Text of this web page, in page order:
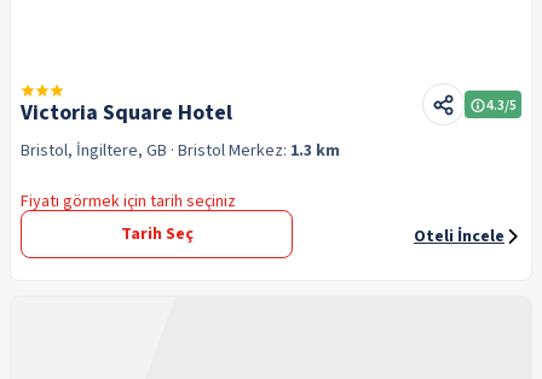
Victoria Square Hotel 4.3/5
Bristol, İngiltere, GB · BristolMerkez: 1.3 km
Fiyatı görmek için tarih seçiniz
Tarih Seç
Oteli İncele